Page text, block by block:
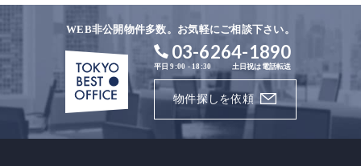
WEB非公開物件多数。お気軽にご相談下さい。
03-6264-1890
平日 9:00 - 18:30 土日祝は電話転送
物件探しを依頼